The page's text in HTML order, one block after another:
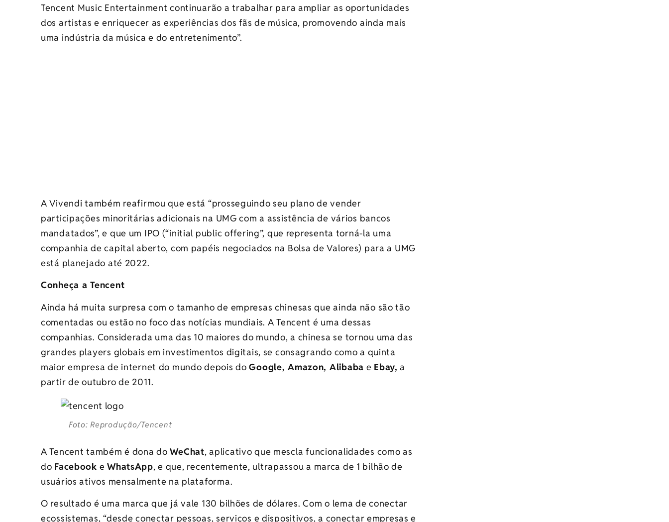
Tencent Music Entertainment continuarão a trabalhar para ampliar as oportunidades
dos artistas e enriquecer as experiências dos fãs de música, promovendo ainda mais
uma indústria da música e do entretenimento”.
A Vivendi também reafirmou que está “prosseguindo seu plano de vender
participações minoritárias adicionais na UMG com a assistência de vários bancos
mandatados”, e que um IPO (“initial public offering”, que representa torná-la uma
companhia de capital aberto, com papéis negociados na Bolsa de Valores) para a UMG
está planejado até 2022.
Conheça a Tencent
Ainda há muita surpresa com o tamanho de empresas chinesas que ainda não são tão
comentadas ou estão no foco das notícias mundiais. A Tencent é uma dessas
companhias. Considerada uma das 10 maiores do mundo, a chinesa se tornou uma das
grandes players globais em investimentos digitais, se consagrando como a quinta
maior empresa de internet do mundo depois doGoogle, Amazon, Alibaba e Ebay, a
partir de outubro de 2011.
Foto: Reprodução/Tencent
A Tencent também é dona doWeChat, aplicativo que mescla funcionalidades como as
do Facebook eWhatsApp, e que, recentemente, ultrapassou a marca de 1 bilhão de
usuários ativos mensalmente na plataforma.
O resultado é uma marca que já vale 130 bilhões de dólares. Com o lema de conectar
ecossistemas, “desde conectar pessoas, serviços e dispositivos, a conectar empresas e